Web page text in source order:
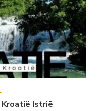
Istrië